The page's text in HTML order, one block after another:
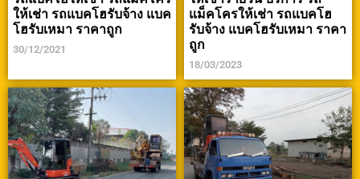
ให้เช่า รถแบคโฮรับจ้าง แบค
โฮรับเหมา ราคาถูก
30/12/2021
แม็คโครให้เช่า รถแบคโฮ
รับจ้าง แบคโฮรับเหมา ราคา
ถูก
18/03/2023